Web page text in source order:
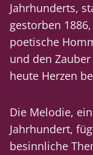
Jahrhunderts,
gestorben
poetische
und den
heute Herzen
Die Melodie,
Jahrhundert,
besinnliche